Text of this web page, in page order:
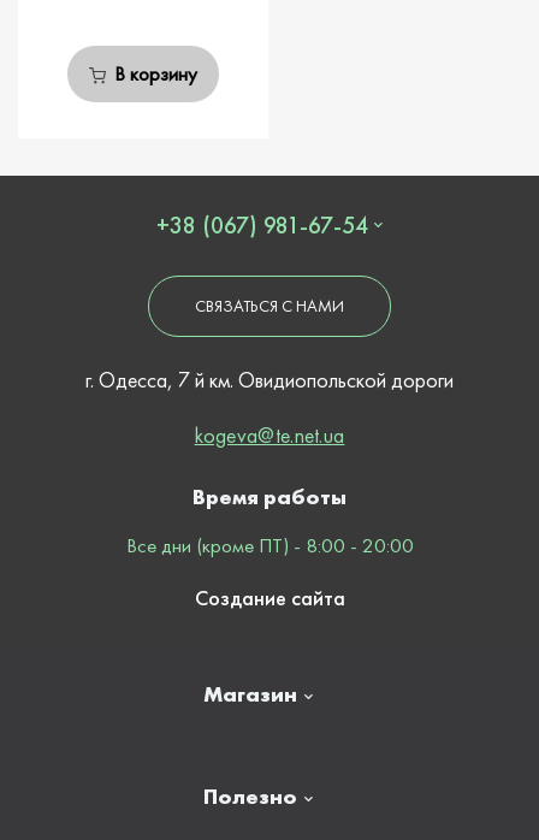
В корзину
+38 (067) 981-67-54
СВЯЗАТЬСЯ С НАМИ
г. Одесса, 7 й км. Овидиопольской дороги
kogeva@te.net.ua
Магазин
Полезно
Время работы
Все дни (кроме ПТ) - 8:00 - 20:00
Создание сайта